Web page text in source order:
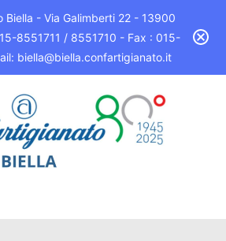
Biella - Via Galimberti 22 - 13900
8551711 / 8551710 - Fax : 015-
biella@biella.confartigianato.it